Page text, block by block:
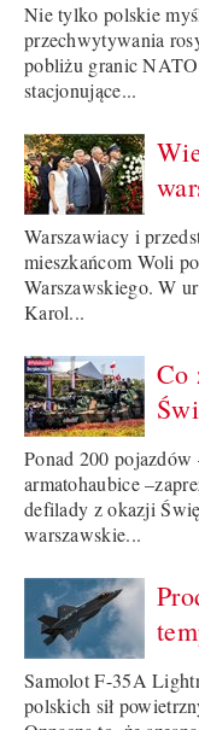
Nie tylko polskie
przechwytywania
pobliżu granic
stacjonujące...
Warszawiacy i
mieszkańcom Woli
Warszawskiego. W
Karol...
Co
Ponad 200
armatohaubice
defilady z okazji
warszawskie...
Samolot F-35A
polskich sił